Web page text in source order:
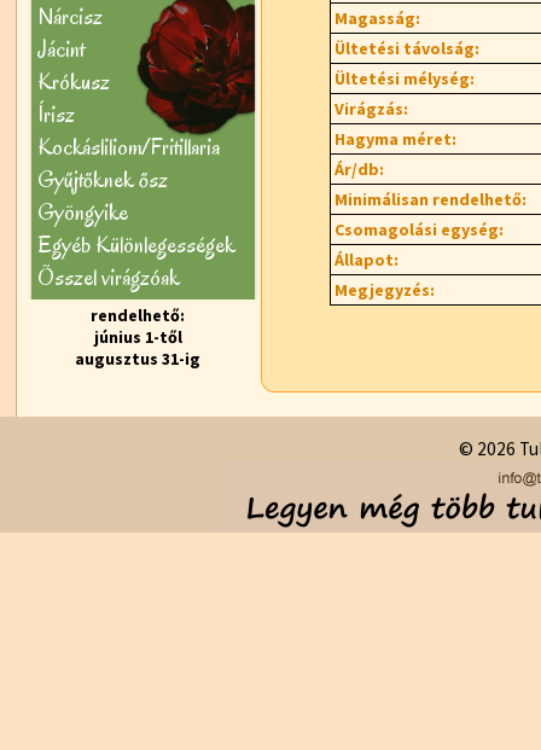
Nárcisz
Jácint
Krókusz
Írisz
Kockásliliom/Fritillaria
Gyűjtőknek ősz
Gyöngyike
Egyéb Különlegességek
Õsszel virágzóak
rendelhető:
június 1-től
augusztus 31-ig
Magasság:
Ültetési távolság:
Ültetési mélység:
Virágzás:
Hagyma méret:
Ár/db:
Minimálisan rendelhető:
Csomagolási egység:
Állapot:
Megjegyzés:
© 2026